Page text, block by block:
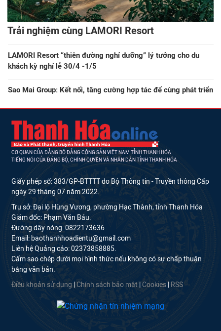
Trải nghiệm cùng LAMORI Resort
LAMORI Resort “thiên đường nghỉ dưỡng” lý tưởng cho du
khách kỳ nghỉ lễ 30/4 -1/5
Sao Mai Group: Kết nối, tăng cường hợp tác để cùng phát triển
CƠ QUAN CỦA ĐẢNG BỘ ĐẢNG CỘNG SẢN VIỆT NAM TỈNH THANH HÓA
TIẾNG NÓI CỦA ĐẢNG BỘ, CHÍNH QUYỀN VÀ NHÂN DÂN TỈNH THANH HÓA
Giấy phép số: 383/GP-BTTTT do Bộ Thông tin - Truyền thông Cấp
ngày 29 tháng 07 năm 2022.
Trụ sở: Đại lộ Hùng Vương, phường Hạc Thành, tỉnh Thanh Hóa
Giám đốc: Phạm Văn Báu.
Đường dây nóng: 0822173636
Email: baothanhhoadientu@gmail.com
Liên hệ Quảng cáo: 02373858885.
Cấm sao chép dưới mọi hình thức nếu không có sự chấp thuận
bằng văn bản.
Điều khoản sử dụng Chính sách bảo mật Cookies RSS